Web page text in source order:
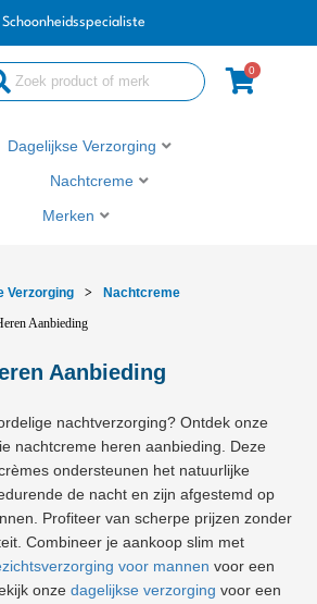
0
Dagelijkse Verzorging
Nachtcreme
Merken
Verzorging >
Nachtcreme
Aanbieding
Aanbieding
nachtverzorging? Ontdek onze
nachtcreme heren aanbieding. Deze
ondersteunen het natuurlijke
de nacht en zijn afgestemd op
Profiteer van scherpe prijzen zonder
Combineer je aankoop slim met
voor mannen voor een
onze dagelijkse verzorging voor een